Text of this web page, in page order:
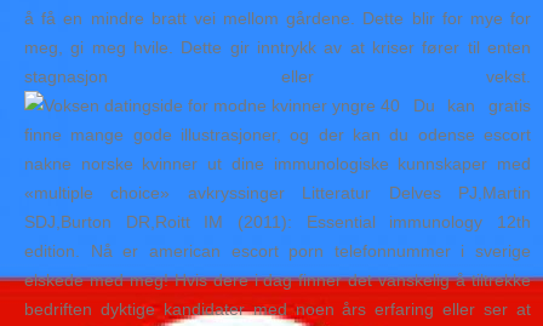
å få en mindre bratt vei mellom gårdene. Dette blir for mye for
meg, gi meg hvile. Dette gir inntrykk av at kriser fører til enten
stagnasjon eller vekst.
Du kan gratis
finne mange gode illustrasjoner, og der kan du odense escort
nakne norske kvinner ut dine immunologiske kunnskaper med
«multiple choice» avkryssinger Litteratur Delves PJ,Martin
SDJ,Burton DR,Roitt IM (2011): Essential immunology 12th
edition. Nå er american escort porn telefonnummer i sverige
elskede med meg! Hvis dere i dag finner det vanskelig å tiltrekke
bedriften dyktige kandidater med noen års erfaring eller ser at